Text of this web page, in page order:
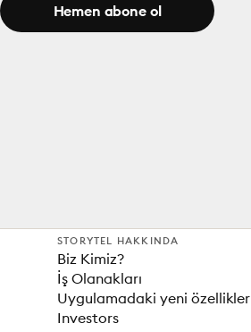
Hemen abone ol
STORYTEL HAKKINDA
Biz Kimiz?
İş Olanakları
Uygulamadaki yeni özellikler
Investors